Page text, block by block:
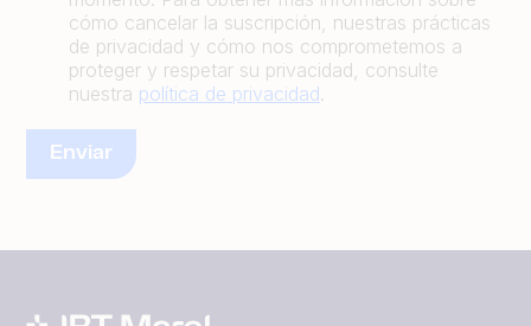
cómo cancelar la suscripción, nuestras prácticas
de privacidad y cómo nos comprometemos a
proteger y respetar su privacidad, consulte
nuestra política de privacidad.